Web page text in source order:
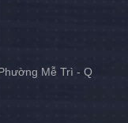
Mễ Trì - Q